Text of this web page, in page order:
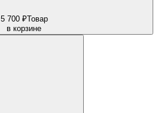
5 700 ₽Товар
в корзине